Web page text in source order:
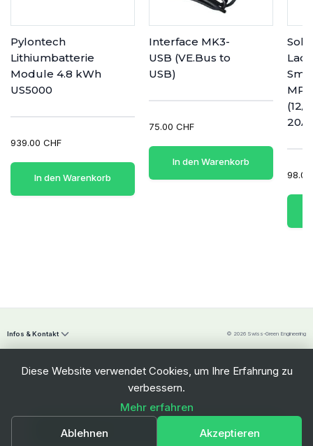
In den Warenkorb
Pylontech
Lithiumbatterie
Module 4.8 kWh
US5000
939.00 CHF
In den Warenkorb
Interface MK3-
USB (VE.Bus to
USB)
75.00 CHF
In den Warenkorb
(12/
20A)
98.00
Infos & Kontakt © 2026 Swiss-Green Engineering
Swiss-Green Engineering Sàrl
Diese Website verwendet Cookies, um Ihre Erfahrung zu
verbessern.
Mehr erfahren
Ablehnen
Akzeptieren